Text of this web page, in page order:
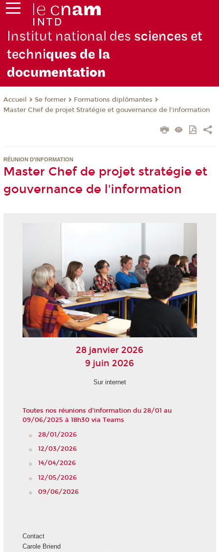
Institut national des sciences et
techniques de la
documentation
Accueil Se former
Formations diplômantes
Master Chef de projet Stratégie et gouvernance de l'information
RÉUNION D'INFORMATION
Master Chef de projet stratégie et
gouvernance de l'information
28 janvier 2026
9 juin 2026
Sur internet
Toutes nos réunions d’information du 28/01 au
09/06/2025 à 18h30 via Teams
28/01/2026
12/03/2026
14/04/2026
12/05/2026
09/06/2026
Contact
Carole Briend